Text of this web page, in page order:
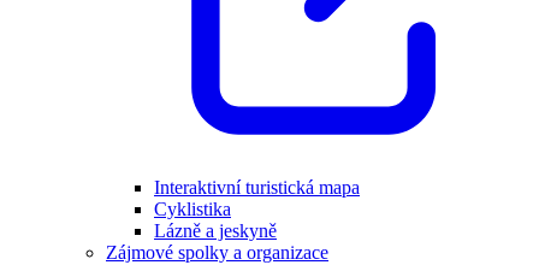
Interaktivní turistická mapa
Cyklistika
Lázně a jeskyně
Zájmové spolky a organizace